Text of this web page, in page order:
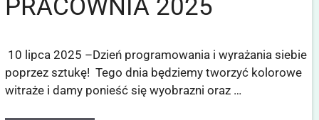
PRACOWNIA 2025
10 lipca 2025 –Dzień programowania i wyrażania siebie
poprzez sztukę! Tego dnia będziemy tworzyć kolorowe
witraże i damy ponieść się wyobrazni oraz …